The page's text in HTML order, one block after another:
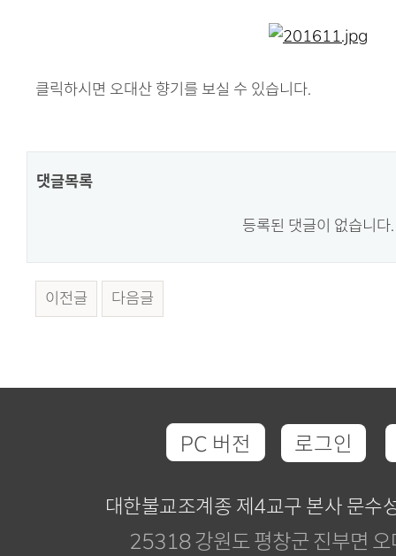
클릭하시면 오대산 향기를 보실 수 있습니다.
댓글목록
등록된 댓글이 없습니다.
이전글 다음글
PC 버전 로그인
대한불교조계종 제4교구 본사 문수
25318 강원도 평창군 진부면